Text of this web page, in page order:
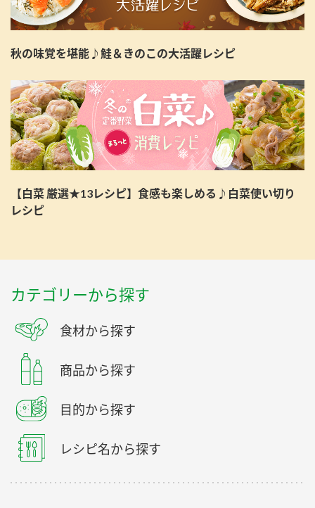
秋の味覚を堪能♪鮭＆きのこの大活躍レシピ
【白菜 厳選★13レシピ】食感も楽しめる♪白菜使い切り
レシピ
カテゴリーから探す
食材から探す
商品から探す
目的から探す
レシピ名から探す